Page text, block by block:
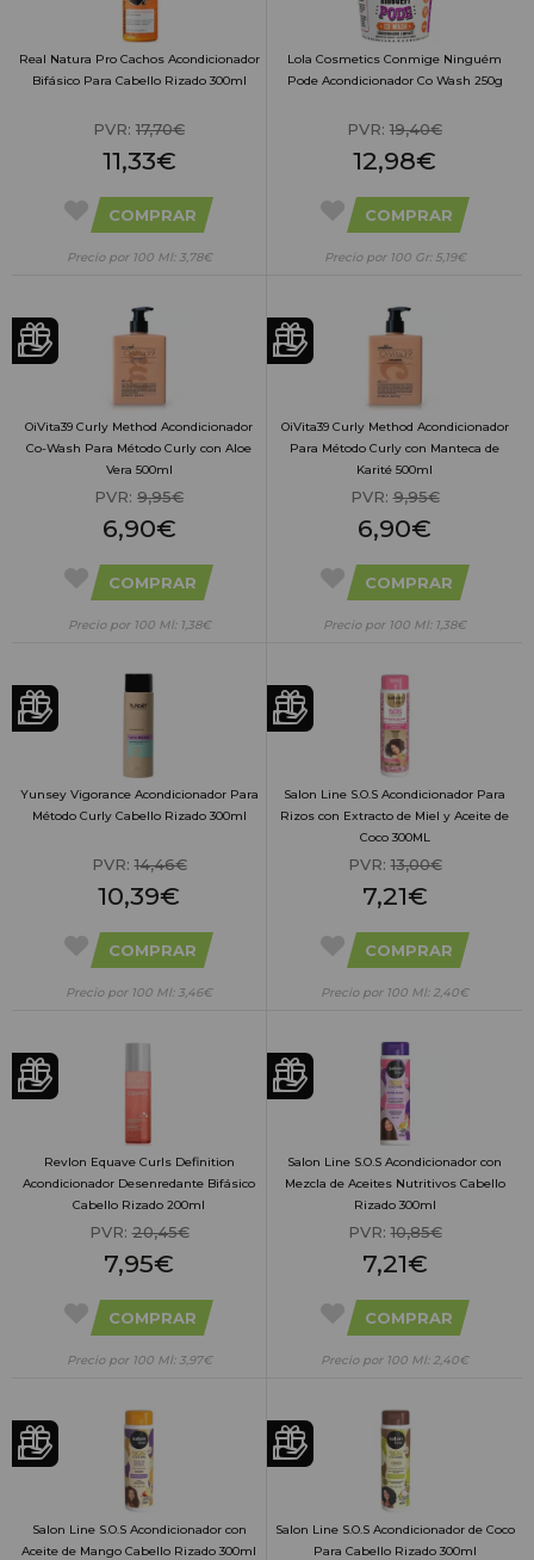
Real Natura Pro Cachos Acondicionador
Bifásico Para Cabello Rizado 300ml
PVR: 17,70€
11,33€
COMPRAR
Precio por 100 Ml: 3,78€
Lola Cosmetics Conmige Ninguém
Pode Acondicionador Co Wash 250g
PVR: 19,40€
12,98€
COMPRAR
Precio por 100 Gr: 5,19€
OiVita39 Curly Method Acondicionador
Co-Wash Para Método Curly con Aloe
Vera 500ml
PVR: 9,95€
6,90€
COMPRAR
Precio por 100 Ml: 1,38€
OiVita39 Curly Method Acondicionador
Para Método Curly con Manteca de
Karité 500ml
PVR:9,95€
6,90€
COMPRAR
Precio por 100 Ml: 1,38€
Yunsey Vigorance Acondicionador Para
Método Curly Cabello Rizado 300ml
PVR:14,46€
10,39€
COMPRAR
Precio por 100 Ml: 3,46€
Salon Line S.O.S Acondicionador Para
Rizos con Extracto de Miel y Aceite de
Coco 300ML
PVR:13,00€
7,21€
COMPRAR
Precio por 100 Ml: 2,40€
Revlon Equave Curls Definition
Acondicionador Desenredante Bifásico
Cabello Rizado 200ml
PVR:20,45€
7,95€
COMPRAR
Precio por 100 Ml: 3,97€
Salon Line S.O.S Acondicionador con
Mezcla de Aceites Nutritivos Cabello
Rizado 300ml
PVR:10,85€
7,21€
COMPRAR
Precio por 100 Ml: 2,40€
Salon Line S.O.S Acondicionador con
Aceite de Mango Cabello Rizado 300ml
Salon Line S.O.S Acondicionador de Coco
Para Cabello Rizado 300ml